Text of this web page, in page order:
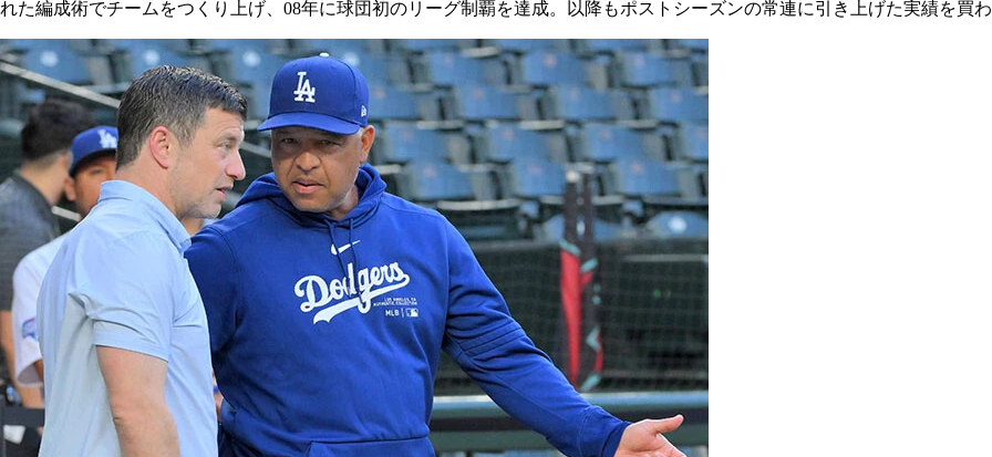
れた編成術でチームをつくり上げ、08年に球団初のリーグ制覇を達成。以降もポストシーズンの常連に引き上げた実績を買